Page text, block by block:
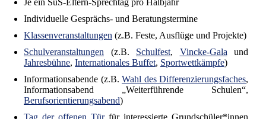
Je ein SuS-Eltern-Sprechtag pro Halbjahr
Individuelle Gesprächs- und Beratungstermine
Klassenveranstaltungen (z.B. Feste, Ausflüge und Projekte)
Schulveranstaltungen (z.B. Schulfest, Vincke-Gala und
Jahresbühne, Internationales Buffet, Sportwettkämpfe)
Informationsabende (z.B. Wahl des Differenzierungsfaches,
Informationsabend „Weiterführende Schulen“,
Berufsorientierungsabend)
Tag der offenen Türfür interessierte Grundschüler*innen